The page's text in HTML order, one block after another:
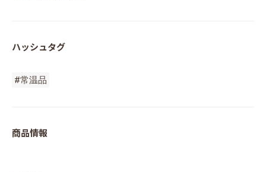
ハッシュタグ
#常温品
商品情報